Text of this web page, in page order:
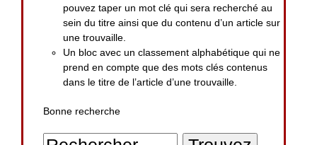
pouvez taper un mot clé qui sera recherché au
sein du titre ainsi que du contenu d’un article sur
une trouvaille.
Un bloc avec un classement alphabétique qui ne
prend en compte que des mots clés contenus
dans le titre de l’article d’une trouvaille.
Bonne recherche